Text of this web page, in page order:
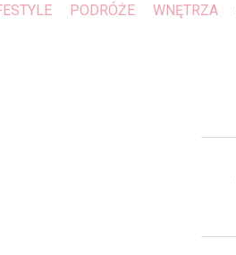
PODRÓŻE WNĘTRZA